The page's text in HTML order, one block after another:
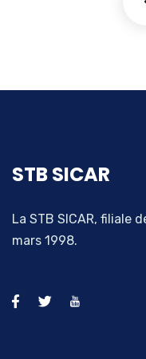
STB SICAR
La STB SICAR, filiale
mars 1998.